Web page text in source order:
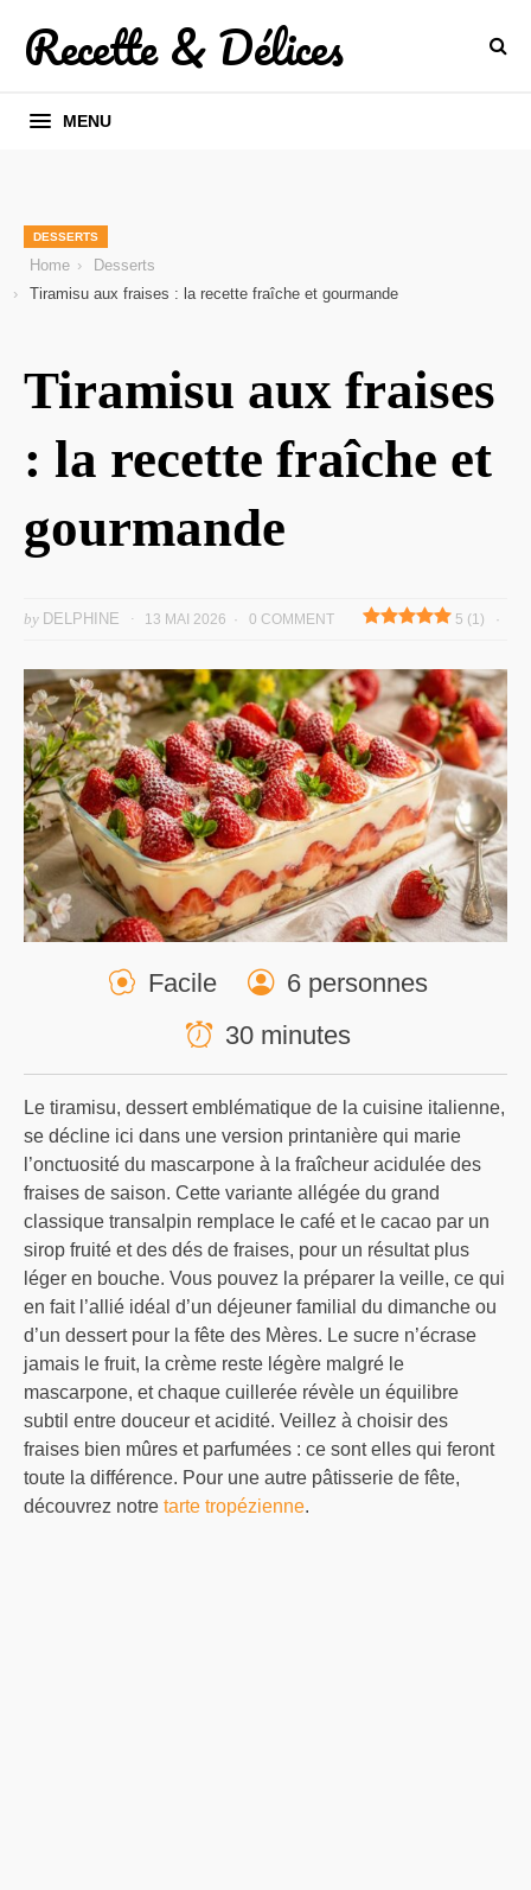
Recette & Délices
MENU
DESSERTS
Home
Desserts
Tiramisu aux fraises : la recette fraîche et gourmande
Tiramisu aux fraises
: la recette fraîche et
gourmande
by DELPHINE 13 MAI 2026 0 COMMENT 5 (1)
Facile
6 personnes
30 minutes
Le tiramisu, dessert emblématique de la cuisine italienne,
se décline ici dans une version printanière qui marie
l’onctuosité du mascarpone à la fraîcheur acidulée des
fraises de saison. Cette variante allégée du grand
classique transalpin remplace le café et le cacao par un
sirop fruité et des dés de fraises, pour un résultat plus
léger en bouche. Vous pouvez la préparer la veille, ce qui
en fait l’allié idéal d’un déjeuner familial du dimanche ou
d’un dessert pour la fête des Mères. Le sucre n’écrase
jamais le fruit, la crème reste légère malgré le
mascarpone, et chaque cuillerée révèle un équilibre
subtil entre douceur et acidité. Veillez à choisir des
fraises bien mûres et parfumées : ce sont elles qui feront
toute la différence. Pour une autre pâtisserie de fête,
découvrez notre tarte tropézienne.